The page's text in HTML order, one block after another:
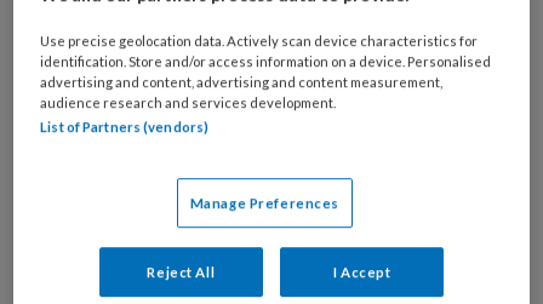
17 APRIL 2026
Informatie delen met
politie en justitie
Use precise geolocation data. Actively scan device characteristics for
identification. Store and/or access information on a device. Personalised
advertising and content, advertising and content measurement,
audience research and services development.
List of Partners (vendors)
Manage Preferences
Reject All I Accept